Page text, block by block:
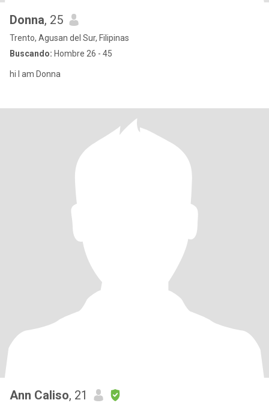
Donna, 25
Trento, Agusan del Sur, Filipinas
Buscando: Hombre 26 - 45
hi I am Donna
Ann Caliso, 21